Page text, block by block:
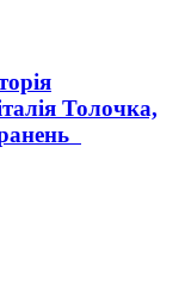
Толочка,